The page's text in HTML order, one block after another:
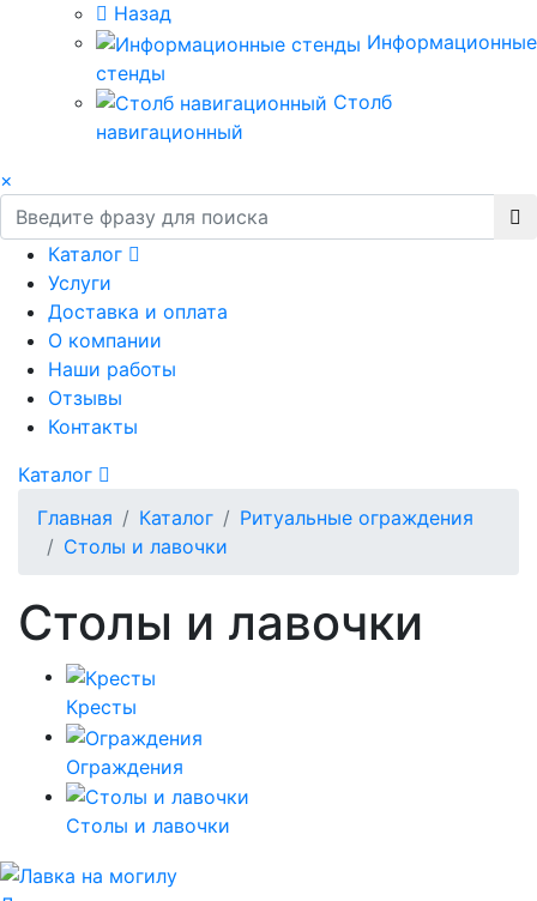
Назад
Информационные
стенды
Столб
навигационный
×
Каталог
Услуги
Доставка и оплата
О компании
Наши работы
Отзывы
Контакты
Каталог
Главная
Каталог
Ритуальные ограждения
Столы и лавочки
Столы и лавочки
Кресты
Ограждения
Столы и лавочки